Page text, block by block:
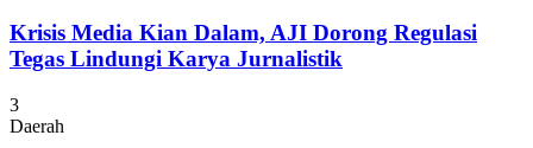
Krisis Media Kian Dalam, AJI Dorong Regulasi
Tegas Lindungi Karya Jurnalistik
3
Daerah